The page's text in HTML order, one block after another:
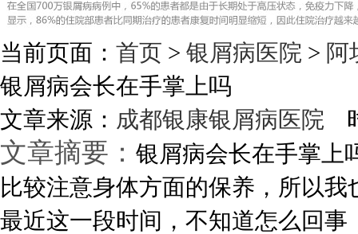
当前页面： 首页 > 银屑病医院 > 阿
银屑病会长在手掌上吗
文章来源： 成都银康银屑病医院
文章摘要： 银屑病会长在手掌上
比较注意身体方面的保养，所以
最近这一段时间，不知道怎么回